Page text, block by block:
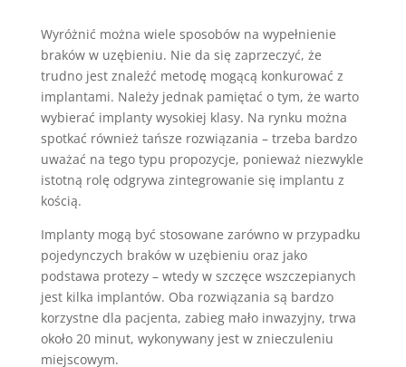
Wyróżnić można wiele sposobów na wypełnienie
braków w uzębieniu. Nie da się zaprzeczyć, że
trudno jest znaleźć metodę mogącą konkurować z
implantami. Należy jednak pamiętać o tym, że warto
wybierać implanty wysokiej klasy. Na rynku można
spotkać również tańsze rozwiązania – trzeba bardzo
uważać na tego typu propozycje, ponieważ niezwykle
istotną rolę odgrywa zintegrowanie się implantu z
kością.
Implanty mogą być stosowane zarówno w przypadku
pojedynczych braków w uzębieniu oraz jako
podstawa protezy – wtedy w szczęce wszczepianych
jest kilka implantów. Oba rozwiązania są bardzo
korzystne dla pacjenta, zabieg mało inwazyjny, trwa
około 20 minut, wykonywany jest w znieczuleniu
miejscowym.